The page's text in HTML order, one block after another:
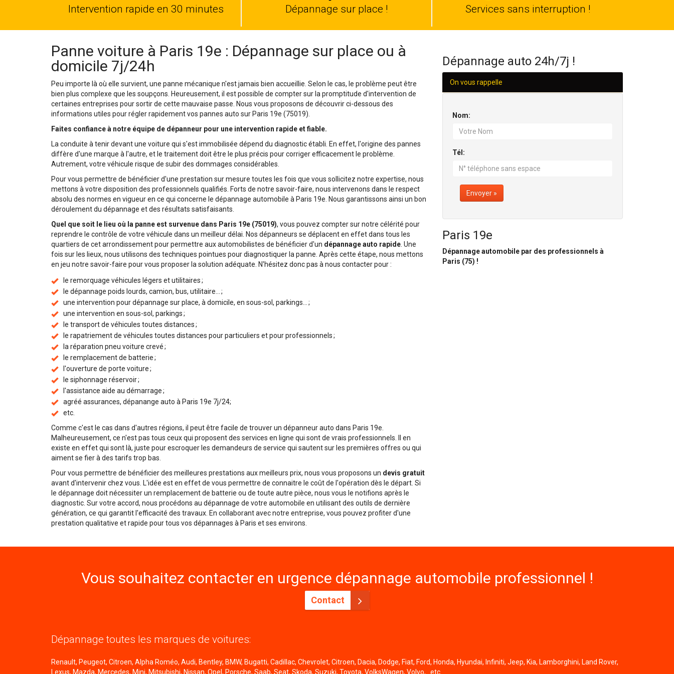
Intervention rapide en 30 minutes
auto
Dépannage sur place !
24
H/24
Services sans interruption !
Panne voiture à Paris 19e : Dépannage sur place ou à
domicile 7j/24h
Peu importe là où elle survient, une panne mécanique n'est jamais bien accueillie. Selon le cas, le problème peut être
bien plus complexe que les soupçons. Heureusement, il est possible de compter sur la promptitude d'intervention de
certaines entreprises pour sortir de cette mauvaise passe. Nous vous proposons de découvrir ci-dessous des
informations utiles pour régler rapidement vos pannes auto sur Paris 19e (75019).
Faites confiance à notre équipe de dépanneur pour une intervention rapide et fiable.
La conduite à tenir devant une voiture qui s'est immobilisée dépend du diagnostic établi. En effet, l'origine des pannes
diffère d'une marque à l'autre, et le traitement doit être le plus précis pour corriger efficacement le problème.
Autrement, votre véhicule risque de subir des dommages considérables.
Pour vous permettre de bénéficier d'une prestation sur mesure toutes les fois que vous sollicitez notre expertise, nous
mettons à votre disposition des professionnels qualifiés. Forts de notre savoir-faire, nous intervenons dans le respect
absolu des normes en vigueur en ce qui concerne le dépannage automobile à Paris 19e. Nous garantissons ainsi un bon
déroulement du dépannage et des résultats satisfaisants.
Quel que soit le lieu où la panne est survenue dans Paris 19e (75019), vous pouvez compter sur notre célérité pour
reprendre le contrôle de votre véhicule dans un meilleur délai. Nos dépanneurs se déplacent en effet dans tous les
quartiers de cet arrondissement pour permettre aux automobilistes de bénéficier d'un dépannage auto rapide . Une
fois sur les lieux, nous utilisons des techniques pointues pour diagnostiquer la panne. Après cette étape, nous mettons
en jeu notre savoir-faire pour vous proposer la solution adéquate. N'hésitez donc pas à nous contacter pour :
le remorquage véhicules légers et utilitaires ;
le dépannage poids lourds, camion, bus, utilitaire... ;
une intervention pour dépannage sur place, à domicile, en sous-sol, parkings... ;
une intervention en sous-sol, parkings ;
le transport de véhicules toutes distances ;
le rapatriement de véhicules toutes distances pour particuliers et pour professionnels ;
la réparation pneu voiture crevé ;
le remplacement de batterie ;
l'ouverture de porte voiture ;
le siphonnage réservoir ;
l'assistance aide au démarrage ;
agréé assurances, dépanange auto à Paris 19e 7j/24;
etc.
Comme c'est le cas dans d'autres régions, il peut être facile de trouver un dépanneur auto dans Paris 19e.
Malheureusement, ce n'est pas tous ceux qui proposent des services en ligne qui sont de vrais professionnels. Il en
existe en effet qui sont là, juste pour escroquer les demandeurs de service qui sautent sur les premières offres ou qui
aiment se fier à des tarifs trop bas.
Pour vous permettre de bénéficier des meilleures prestations aux meilleurs prix, nous vous proposons un devis gratuit
avant d'intervenir chez vous. L'idée est en effet de vous permettre de connaitre le coût de l'opération dès le départ. Si
le dépannage doit nécessiter un remplacement de batterie ou de toute autre pièce, nous vous le notifions après le
diagnostic. Sur votre accord, nous procédons au dépannage de votre automobile en utilisant des outils de dernière
génération, ce qui garantit l'efficacité des travaux. En collaborant avec notre entreprise, vous pouvez profiter d'une
prestation qualitative et rapide pour tous vos dépannages à Paris et ses environs.
Dépannage auto 24h/7j !
On vous rappelle
Nom:
Tél:
Envoyer »
Paris 19e
Dépannage automobile par des professionnels à
Paris (75) !
Vous souhaitez contacter en urgence dépannage automobile professionnel !
Contact
Dépannage toutes les marques de voitures:
Renault, Peugeot, Citroen, Alpha Roméo, Audi, Bentley, BMW, Bugatti, Cadillac, Chevrolet, Citroen, Dacia, Dodge, Fiat, Ford, Honda, Hyundai, Infiniti, Jeep, Kia, Lamborghini, Land Rover,
Lexus, Mazda, Mercedes, Mini, Mitsubishi, Nissan, Opel, Porsche, Saab, Seat, Skoda, Suzuki, Toyota, VolksWagen, Volvo,...etc.